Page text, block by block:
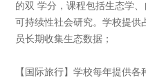
的双 学分，课程包括生态学
可持续性社会研究。学校提供
员长期收集生态数据；
【国际旅行】学校每年提供